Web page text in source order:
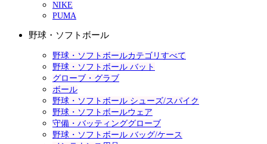
NIKE
PUMA
野球・ソフトボール
野球・ソフトボールカテゴリすべて
野球・ソフトボール バット
グローブ・グラブ
ボール
野球・ソフトボール シューズ/スパイク
野球・ソフトボールウェア
守備・バッティンググローブ
野球・ソフトボール バッグ/ケース